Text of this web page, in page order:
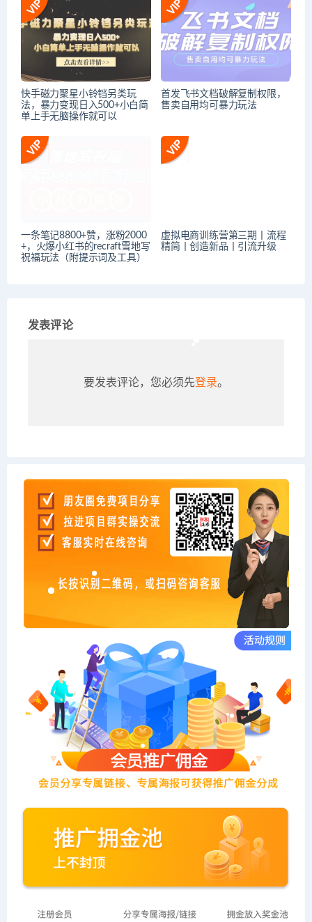
快手磁力聚星小铃铛另类玩
法，暴力变现日入500+小白简
单上手无脑操作就可以
首发飞书文档破解复制权限，
售卖自用均可暴力玩法
一条笔记8800+赞，涨粉2000
+，火爆小红书的recraft雪地写
祝福玩法（附提示词及工具）
虚拟电商训练营第三期丨流程
精简丨创造新品丨引流升级
发表评论
要发表评论，您必须先登录。